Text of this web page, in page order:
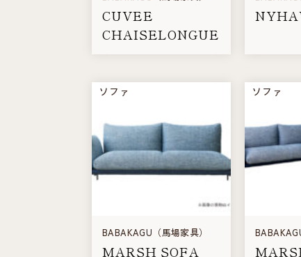
CUVEE
CHAISELONGUE
ソファ
BABAKAGU（馬場家具）
MARSH SOFA
ソファ